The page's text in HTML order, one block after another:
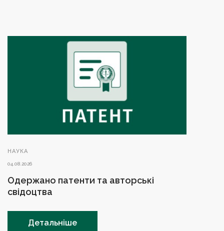
НАУКА
04.08.2026
Одержано патенти та авторські
свідоцтва
Детальніше